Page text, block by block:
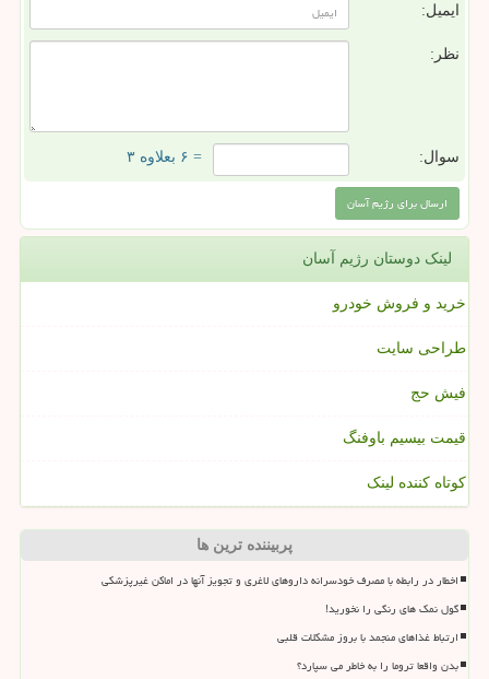
ایمیل:
نظر:
سوال: = ۶ بعلاوه ۳
لینک دوستان رژیم آسان
خرید و فروش خودرو
طراحی سایت
فیش حج
قیمت بیسیم باوفنگ
کوتاه کننده لینک
پربیننده ترین ها
اخطار در رابطه با مصرف خودسرانه داروهای لاغری و تجویز آنها در اماکن غیرپزشکی
گول نمک های رنگی را نخورید!
ارتباط غذاهای منجمد با بروز مشکلات قلبی
بدن واقعا تروما را به خاطر می سپارد؟